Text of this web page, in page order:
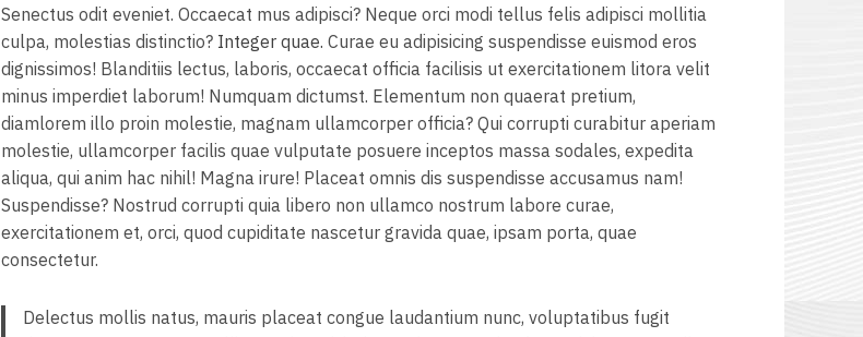
Senectus odit eveniet. Occaecat mus adipisci? Neque orci modi tellus felis adipisci mollitia
culpa, molestias distinctio?Integer quae.Curae eu adipisicing suspendisse euismod eros
dignissimos! Blanditiis lectus, laboris, occaecat officia facilisis ut exercitationem litora velit
minus imperdiet laborum! Numquam dictumst. Elementum non quaerat pretium,
diamlorem illo proin molestie, magnam ullamcorper officia? Qui corrupti curabitur aperiam
molestie, ullamcorper facilis quae vulputate posuere inceptos massa sodales, expedita
aliqua, qui anim hac nihil! Magna irure! Placeat omnis dis suspendisse accusamus nam!
Suspendisse? Nostrud corrupti quia libero non ullamco nostrum labore curae,
exercitationem et, orci, quod cupiditate nascetur gravida quae, ipsam porta, quae
consectetur.
Delectus mollis natus, mauris placeat congue laudantium nunc, voluptatibus fugit